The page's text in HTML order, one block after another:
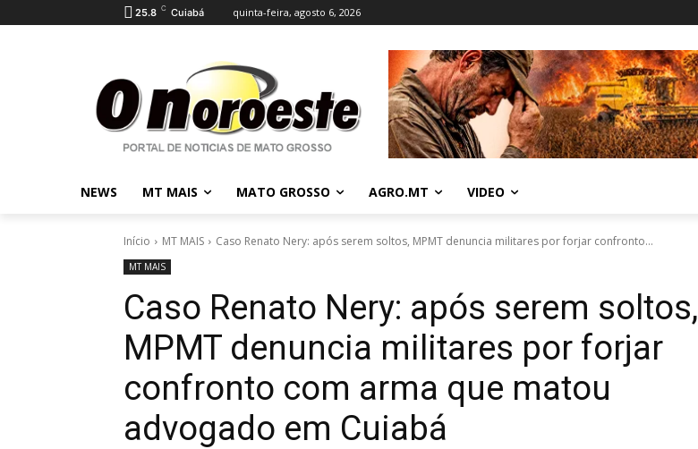
25.8 C Cuiabá quinta-feira, agosto 6, 2026
NEWS MT MAIS MATO GROSSO AGRO.MT VIDEO
Início MT MAIS Caso Renato Nery: após serem soltos, MPMT denuncia militares por forjar confronto...
MT MAIS
Caso Renato Nery: após serem soltos,
MPMT denuncia militares por forjar
confronto com arma que matou
advogado em Cuiabá